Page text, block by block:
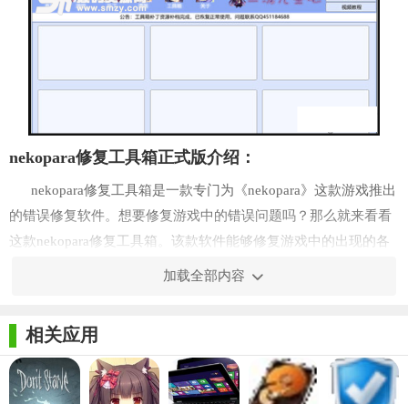
nekopara修复工具箱正式版介绍：
nekopara修复工具箱是一款专门为《nekopara》这款游戏推出
的错误修复软件。想要修复游戏中的错误问题吗？那么就来看看
这款nekopara修复工具箱。该款软件能够修复游戏中的出现的各
畅玩这款游戏，体验更多的乐趣。
Project公司发行的恋爱养成游戏。 [1] 巧克力和香草/香子兰原本
为Pixiv原创画师sayori所创的看版娘。这部作品原本为漫画，后
被改编成游戏。
加载全部内容
相关应用